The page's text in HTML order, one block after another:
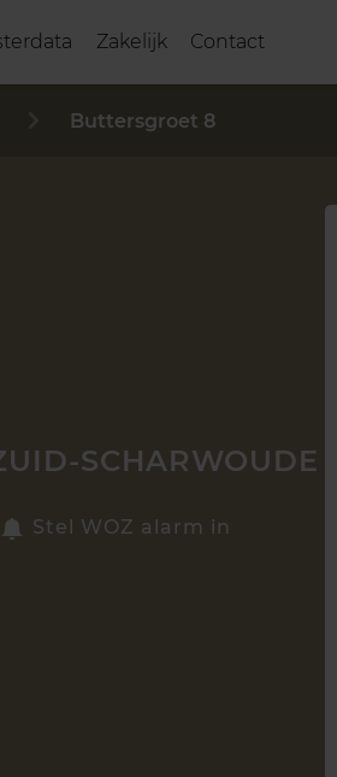
Zakelijk Contact
Buttersgroet 8
SCHARWOUDE
Stel WOZ alarm in